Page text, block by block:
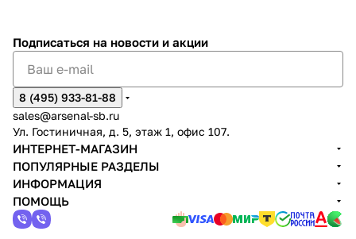
Подписаться на новости и акции
8 (495) 933-81-88
sales@arsenal-sb.ru
Ул. Гостиничная, д. 5, этаж 1, офис 107.
ИНТЕРНЕТ-МАГАЗИН
ПОПУЛЯРНЫЕ РАЗДЕЛЫ
ИНФОРМАЦИЯ
ПОМОЩЬ